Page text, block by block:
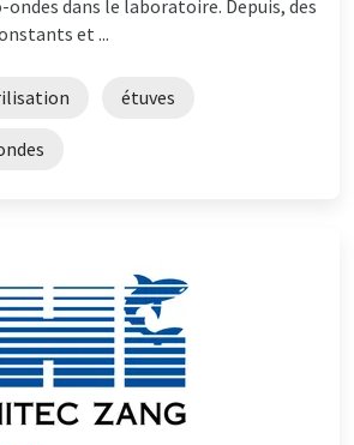
dans le laboratoire. Depuis, des
et ...
étuves